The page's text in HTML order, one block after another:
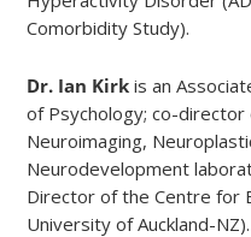
Comorbidity Study).
Dr. Ian Kirk is an
of Psychology; co-director
Neuroimaging,
Neurodevelopment
Director of the Centre for
University of Auckland-